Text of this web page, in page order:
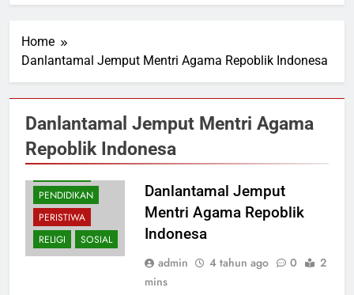
Home
Danlantamal Jemput Mentri Agama Repoblik Indonesa
Danlantamal Jemput Mentri Agama
Repoblik Indonesa
BUDAYA
HUKUM
PENDIDIKAN
PERISTIWA
RELIGI
SOSIAL
Danlantamal Jemput
Mentri Agama Repoblik
Indonesa
admin 4 tahun ago 0
2
mins